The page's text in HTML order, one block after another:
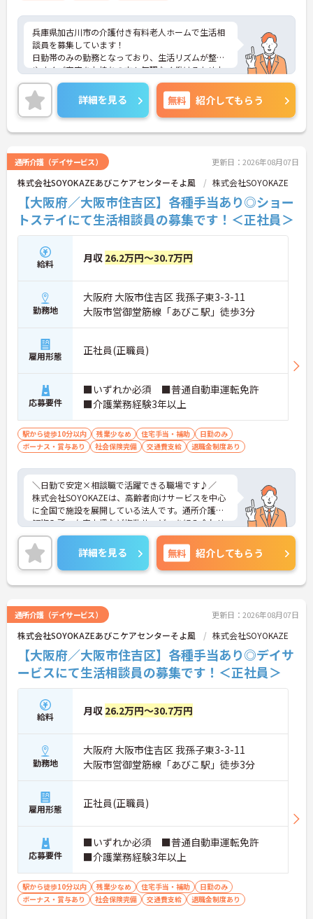
兵庫県加古川市の介護付き有料老人ホームで生活相
談員を募集しています！
日勤帯のみの勤務となっており、生活リズムが整い
やすくご家庭をお持ちの方も無理なく働けるためお
すすめです♪昇給・賞与制度があり、仕事のモチベ
ーションにもつながります◎マイカー通勤が可能と
なっており、無料駐車場も完備されているので通勤
もラクラク安心です！
ご興味のある方は、面接のポイントをお伝えします
詳細を見る 無料 紹介してもらう
通所介護（デイサービス） 更新日：2026年08月07日
株式会社SOYOKAZEあびこケアセンターそよ風 株式会社SOYOKAZE
【大阪府／大阪市住吉区】各種手当あり◎ショー
トステイにて生活相談員の募集です！＜正社員＞
給料 月収 26.2万円～30.7万円
勤務地
大阪府 大阪市住吉区 我孫子東3-3-11
大阪市営御堂筋線「あびこ駅」徒歩3分
雇用形態 正社員(正職員)
応募要件
■いずれか必須 ■普通自動車運転免許
■介護業務経験3年以上
駅から徒歩10分以内 残業少なめ 住宅手当・補助
日勤のみ
ボーナス・賞与あり
社会保険完備 交通費支給 退職金制度あり
＼日勤で安定×相談職で活躍できる職場です♪／
株式会社SOYOKAZEは、高齢者向けサービスを中心
に全国で施設を展開している法人です。通所介護や
短期入所、在宅支援など複数サービスを組み合わせ
た体制を敷いており、地域のニーズに応じた支援を
行っています。医療機関や地域包括支援センターと
の連携も日常的で、利用者様の生活を多方面から支
える環境です。多職種が連携しながら相談から支援
まで一体的に対応しており、地域福祉を支えるやり
■ 日勤のみで無理なく働けます♪
生活リズムを整えながら働ける環境です。
・「8:30～17:30の日勤固定」で安定した勤務
・「残業月10時間以内」で無理なく働ける
・プライベート時間も大切にできる環境
→ 長く続けやすい働き方が叶います
■ 相談職＋現場連携でやりがい実感！
幅広い業務に関われるポジションです。
・相談業務を中心に契約や調整業務も対応
→ “支援の中心”として活躍できます
■ 成長できる研修で安心スタート♪
経験に応じて学べる環境が整っています。
・入職後の基礎研修から段階的に学べる
・継続的な教育体制が整っている
・管理職やケアマネへのキャリア展開も可能
→ 将来を見据えて働ける環境です
詳細を見る 無料 紹介してもらう
通所介護（デイサービス） 更新日：2026年08月07日
株式会社SOYOKAZEあびこケアセンターそよ風 株式会社SOYOKAZE
【大阪府／大阪市住吉区】各種手当あり◎デイサ
ービスにて生活相談員の募集です！＜正社員＞
給料 月収 26.2万円～30.7万円
勤務地
大阪府 大阪市住吉区 我孫子東3-3-11
大阪市営御堂筋線「あびこ駅」徒歩3分
雇用形態 正社員(正職員)
応募要件
■いずれか必須 ■普通自動車運転免許
■介護業務経験3年以上
駅から徒歩10分以内 残業少なめ 住宅手当・補助
日勤のみ
ボーナス・賞与あり
社会保険完備 交通費支給 退職金制度あり